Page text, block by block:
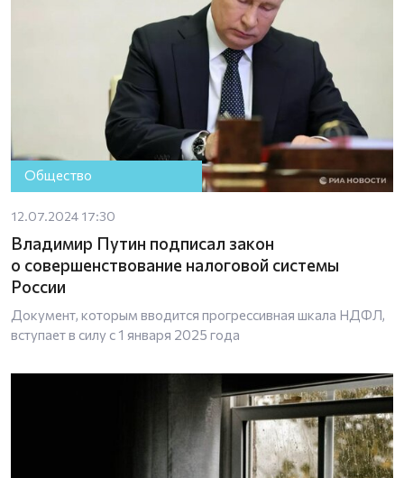
Общество
12.07.2024 17:30
Владимир Путин подписал закон
о совершенствование налоговой системы
России
Документ, которым вводится прогрессивная шкала НДФЛ,
вступает в силу с 1 января 2025 года